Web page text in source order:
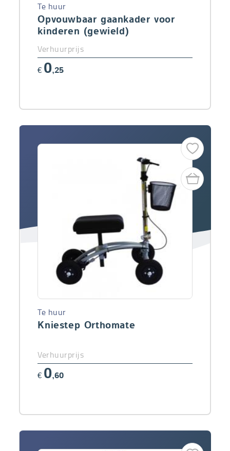
Opvouwbaar gaankader voor
kinderen (gewield)
Te huur
Verhuurprijs
€ 0,25
Kniestep Orthomate
Te huur
Verhuurprijs
€ 0,60